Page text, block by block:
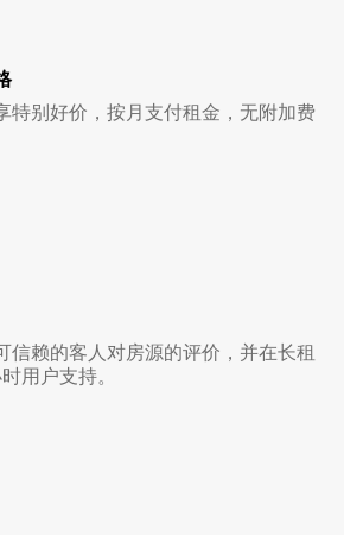
特别好价，按月支付租金，无附加费
信赖的客人对房源的评价，并在长租
用户支持。